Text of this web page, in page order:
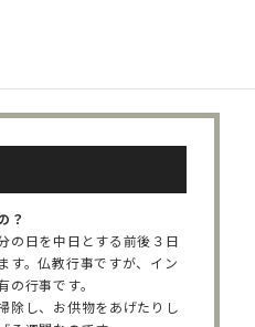
？
の日を中日とする前後３日
す。仏教行事ですが、イン
の行事です。
除し、お供物をあげたりし